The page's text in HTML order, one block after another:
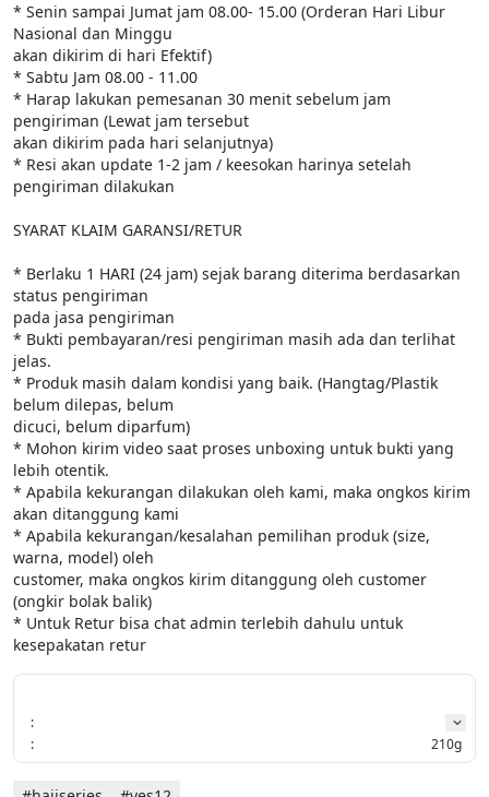
* Senin sampai Jumat jam 08.00- 15.00 (Orderan Hari Libur
Nasional dan Minggu
akan dikirim di hari Efektif)
* Sabtu Jam 08.00 - 11.00
* Harap lakukan pemesanan 30 menit sebelum jam
pengiriman (Lewat jam tersebut
akan dikirim pada hari selanjutnya)
* Resi akan update 1-2 jam / keesokan harinya setelah
pengiriman dilakukan
SYARAT KLAIM GARANSI/RETUR
* Berlaku 1 HARI (24 jam) sejak barang diterima berdasarkan
status pengiriman
pada jasa pengiriman
* Bukti pembayaran/resi pengiriman masih ada dan terlihat
jelas.
* Produk masih dalam kondisi yang baik. (Hangtag/Plastik
belum dilepas, belum
dicuci, belum diparfum)
* Mohon kirim video saat proses unboxing untuk bukti yang
lebih otentik.
* Apabila kekurangan dilakukan oleh kami, maka ongkos kirim
akan ditanggung kami
* Apabila kekurangan/kesalahan pemilihan produk (size,
warna, model) oleh
customer, maka ongkos kirim ditanggung oleh customer
(ongkir bolak balik)
* Untuk Retur bisa chat admin terlebih dahulu untuk
kesepakatan retur
:
:
210g